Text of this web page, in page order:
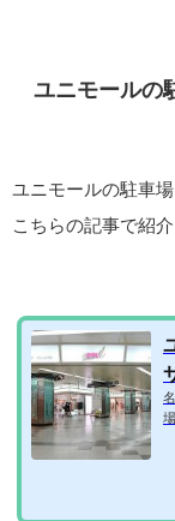
ユニモールの
ユニモールの駐車場
こちらの記事で紹介